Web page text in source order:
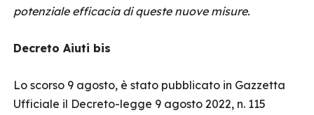
potenziale efficacia di queste nuove misure.
Decreto Aiuti bis
Lo scorso 9 agosto, è stato pubblicato in Gazzetta
Ufficiale il Decreto-legge 9 agosto 2022, n. 115